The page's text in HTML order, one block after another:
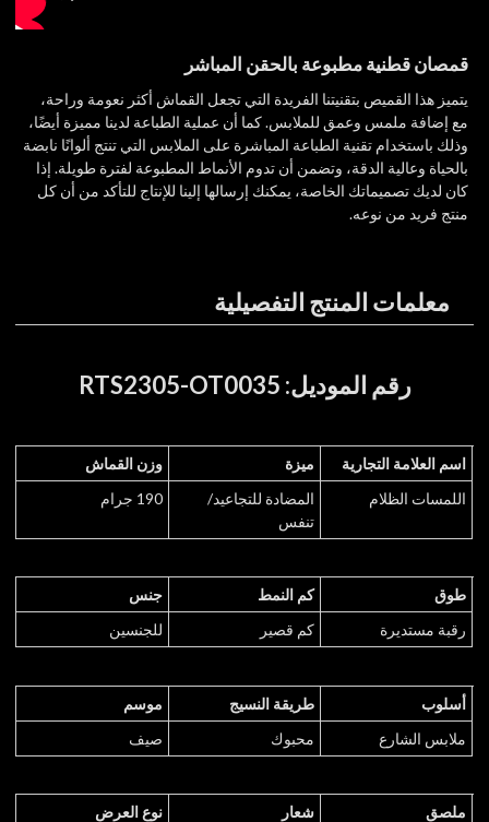
قمصان قطنية مطبوعة بالحقن المباشر
يتميز هذا القميص بتقنيتنا الفريدة التي تجعل القماش أكثر نعومة وراحة،
مع إضافة ملمس وعمق للملابس. كما أن عملية الطباعة لدينا مميزة أيضًا،
وذلك باستخدام تقنية الطباعة المباشرة على الملابس التي تنتج ألوانًا نابضة
بالحياة وعالية الدقة، وتضمن أن تدوم الأنماط المطبوعة لفترة طويلة. إذا
كان لديك تصميماتك الخاصة، يمكنك إرسالها إلينا للإنتاج للتأكد من أن كل
منتج فريد من نوعه.
معلمات المنتج التفصيلية
رقم الموديل: RTS2305-OT0035
اسم العلامة التجارية ميزة
وزن القماش
اللمسات الظلام
المضادة للتجاعيد/
تنفس
190 جرام
طوق كم النمط
جنس
رقبة مستديرة
كم قصير للجنسين
أسلوب طريقة النسيج
موسم
ملابس الشارع
محبوك صيف
ملصق شعار نوع العرض